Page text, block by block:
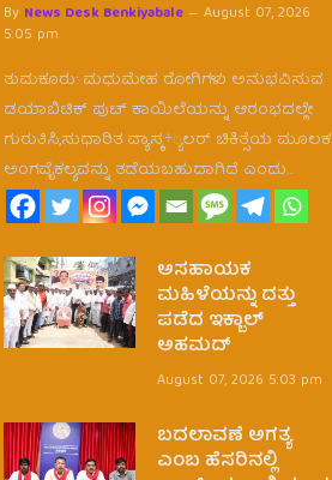
By News Desk Benkiyabale
August 07, 2026
5:05 pm
ತುಮಕೂರು: ಮಧುಮೇಹ ರೋಗಿಗಳು ಅನುಭವಿಸುವ
ಡಯಾಬಿಟಿಕ್ ಪುಟ್ ಕಾಯಿಲೆಯನ್ನು ಆರಂಭದಲ್ಲೇ
ಗುರುತಿಸಿ,ಸುಧಾರಿತ ವ್ಯಾಸ್ಕ÷್ಯಲರ್ ಚಿಕಿತ್ಸೆಯ ಮೂಲಕ
ಅಂಗವೈಕಲ್ಯವನ್ನು ತಡೆಯಬಹುದಾಗಿದೆ ಎಂದು…
ಅಸಹಾಯಕ
ಮಹಿಳೆಯನ್ನು ದತ್ತು
ಪಡೆದ ಇಕ್ಬಾಲ್
ಅಹಮದ್
August 07, 2026 5:03 pm
ಬದಲಾವಣೆ ಅಗತ್ಯ
ಎಂಬ ಹೆಸರಿನಲ್ಲಿ